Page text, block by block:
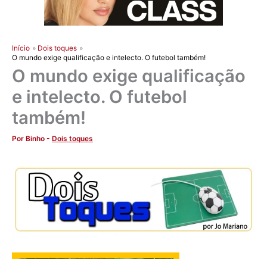
Início
Dois toques
O mundo exige qualificação e intelecto. O futebol também!
O mundo exige qualificação
e intelecto. O futebol
também!
Por Binho - Dois toques